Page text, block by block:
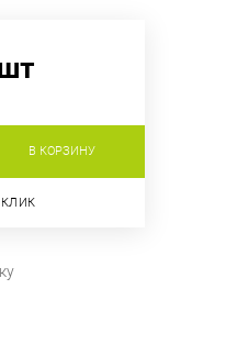
В КОРЗИНУ
КЛИК